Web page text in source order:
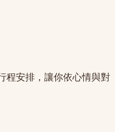
程安排，讓你依心情與對